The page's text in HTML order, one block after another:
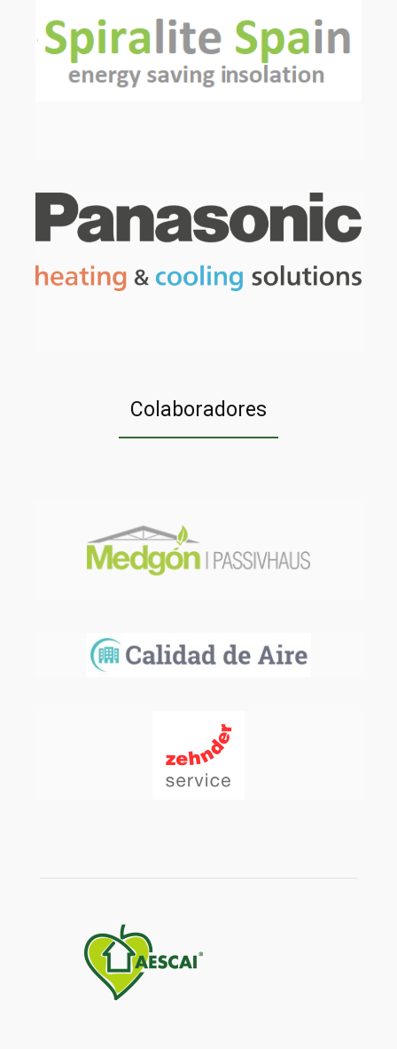
Colaboradores